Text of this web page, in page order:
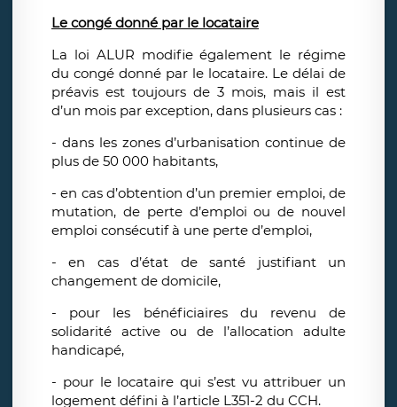
Le congé donné par le locataire
La loi ALUR modifie également le régime
du congé donné par le locataire. Le délai de
préavis est toujours de 3 mois, mais il est
d’un mois par exception, dans plusieurs cas :
- dans les zones d’urbanisation continue de
plus de 50 000 habitants,
- en cas d’obtention d’un premier emploi, de
mutation, de perte d’emploi ou de nouvel
emploi consécutif à une perte d’emploi,
- en cas d’état de santé justifiant un
changement de domicile,
- pour les bénéficiaires du revenu de
solidarité active ou de l’allocation adulte
handicapé,
- pour le locataire qui s’est vu attribuer un
logement défini à l’article L351-2 du CCH.